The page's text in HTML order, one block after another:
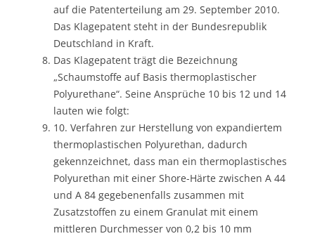
auf die Patenterteilung am 29. September 2010.
Das Klagepatent steht in der Bundesrepublik
Deutschland in Kraft.
Das Klagepatent trägt die Bezeichnung
„Schaumstoffe auf Basis thermoplastischer
Polyurethane“. Seine Ansprüche 10 bis 12 und 14
lauten wie folgt:
10. Verfahren zur Herstellung von expandiertem
thermoplastischen Polyurethan, dadurch
gekennzeichnet, dass man ein thermoplastisches
Polyurethan mit einer Shore-Härte zwischen A 44
und A 84 gegebenenfalls zusammen mit
Zusatzstoffen zu einem Granulat mit einem
mittleren Durchmesser von 0,2 bis 10 mm